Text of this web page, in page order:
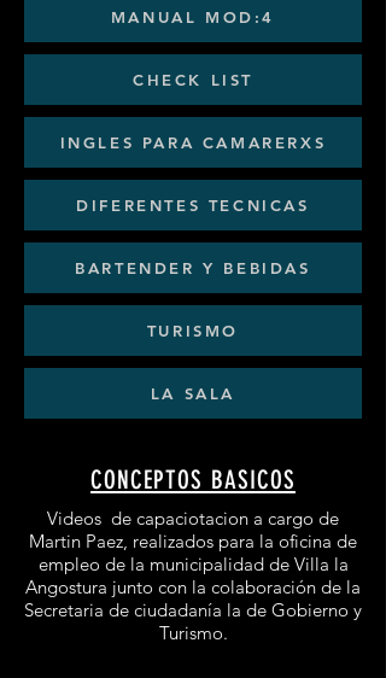
MANUAL MOD:4
CHECK LIST
INGLES PARA CAMARERXS
DIFERENTES TECNICAS
BARTENDER Y BEBIDAS
TURISMO
LA SALA
CONCEPTOS BASICOS
Videos de capaciotacion a cargo de
Martin Paez, realizados para la oficina de
empleo de la municipalidad de Villa la
Angostura junto con la colaboración de la
Secretaria de ciudadanía la de Gobierno y
Turismo.